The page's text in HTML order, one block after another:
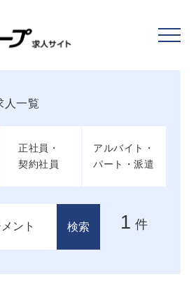
人一覧
正社員・
契約社員
アルバイト・
パート・派遣
1 件